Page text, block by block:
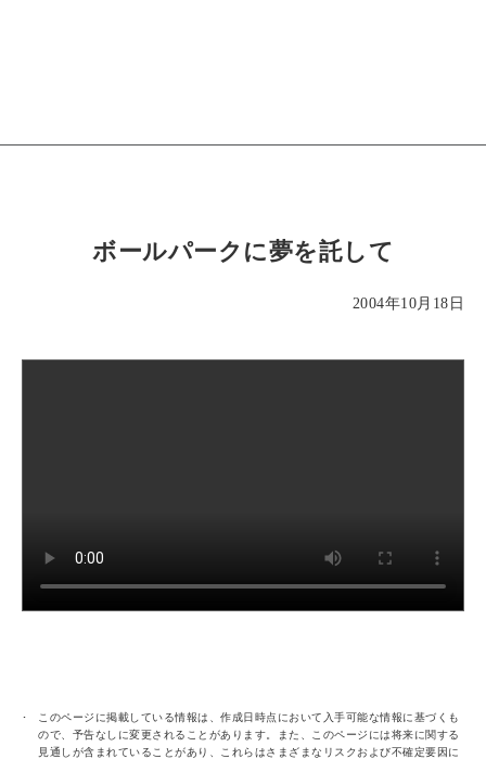
ボールパークに夢を託して
2004年10月18日
このページに掲載している情報は、作成日時点において入手可能な情報に基づくも
ので、予告なしに変更されることがあります。また、このページには将来に関する
見通しが含まれていることがあり、これらはさまざまなリスクおよび不確定要因に